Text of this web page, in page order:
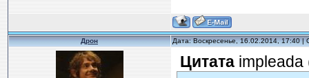
Дрон Дата: Воскресенье, 16.02.2014, 17:40
Цитата impleada